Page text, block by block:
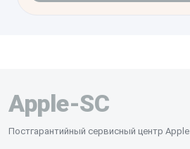
Apple-SC
Постгарантийный сервисный центр Apple